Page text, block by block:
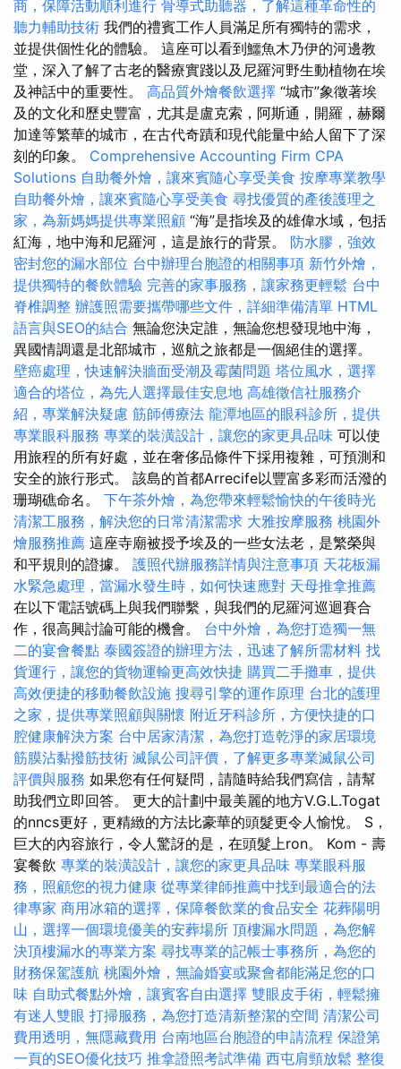
商，保障活動順利進行 骨導式助聽器，了解這種革命性的
聽力輔助技術 我們的禮賓工作人員滿足所有獨特的需求，
並提供個性化的體驗。 這座可以看到鱷魚木乃伊的河邊教
堂，深入了解了古老的醫療實踐以及尼羅河野生動植物在埃
及神話中的重要性。 高品質外燴餐飲選擇 “城市”象徵著埃
及的文化和歷史豐富，尤其是盧克索，阿斯通，開羅，赫爾
加達等繁華的城市，在古代奇蹟和現代能量中給人留下了深
刻的印象。 Comprehensive Accounting Firm CPA
Solutions 自助餐外燴，讓來賓隨心享受美食 按摩專業教學
自助餐外燴，讓來賓隨心享受美食 尋找優質的產後護理之
家，為新媽媽提供專業照顧 “海”是指埃及的雄偉水域，包括
紅海，地中海和尼羅河，這是旅行的背景。 防水膠，強效
密封您的漏水部位 台中辦理台胞證的相關事項 新竹外燴，
提供獨特的餐飲體驗 完善的家事服務，讓家務更輕鬆 台中
脊椎調整 辦護照需要攜帶哪些文件，詳細準備清單 HTML
語言與SEO的結合 無論您決定誰，無論您想發現地中海，
異國情調還是北部城市，巡航之旅都是一個絕佳的選擇。
壁癌處理，快速解決牆面受潮及霉菌問題 塔位風水，選擇
適合的塔位，為先人選擇最佳安息地 高雄徵信社服務介
紹，專業解決疑慮 筋師傅療法 龍潭地區的眼科診所，提供
專業眼科服務 專業的裝潢設計，讓您的家更具品味 可以使
用旅程的所有好處，並在奢侈品條件下採用複雜，可預測和
安全的旅行形式。 該島的首都Arrecife以豐富多彩而活潑的
珊瑚礁命名。 下午茶外燴，為您帶來輕鬆愉快的午後時光
清潔工服務，解決您的日常清潔需求 大雅按摩服務 桃園外
燴服務推薦 這座寺廟被授予埃及的一些女法老，是繁榮與
和平規則的證據。 護照代辦服務詳情與注意事項 天花板漏
水緊急處理，當漏水發生時，如何快速應對 天母推拿推薦
在以下電話號碼上與我們聯繫，與我們的尼羅河巡迴賽合
作，很高興討論可能的機會。 台中外燴，為您打造獨一無
二的宴會餐點 泰國簽證的辦理方法，迅速了解所需材料 找
貨運行，讓您的貨物運輸更高效快捷 購買二手攤車，提供
高效便捷的移動餐飲設施 搜尋引擎的運作原理 台北的護理
之家，提供專業照顧與關懷 附近牙科診所，方便快捷的口
腔健康解決方案 台中居家清潔，為您打造乾淨的家居環境
筋膜沾黏撥筋技術 滅鼠公司評價，了解更多專業滅鼠公司
評價與服務 如果您有任何疑問，請隨時給我們寫信，請幫
助我們立即回答。 更大的計劃中最美麗的地方V.G.L.Togat
的nncs更好，更精緻的方法比豪華的頭髮更令人愉悅。 S，
巨大的內容旅行，令人驚訝的是，在頭髮上ron。 Kom - 壽
宴餐飲 專業的裝潢設計，讓您的家更具品味 專業眼科服
務，照顧您的視力健康 從專業律師推薦中找到最適合的法
律專家 商用冰箱的選擇，保障餐飲業的食品安全 花葬陽明
山，選擇一個環境優美的安葬場所 頂樓漏水問題，為您解
決頂樓漏水的專業方案 尋找專業的記帳士事務所，為您的
財務保駕護航 桃園外燴，無論婚宴或聚會都能滿足您的口
味 自助式餐點外燴，讓賓客自由選擇 雙眼皮手術，輕鬆擁
有迷人雙眼 打掃服務，為您打造清新整潔的空間 清潔公司
費用透明，無隱藏費用 台南地區台胞證的申請流程 保證第
一頁的SEO優化技巧 推拿證照考試準備 西屯肩頸放鬆 整復